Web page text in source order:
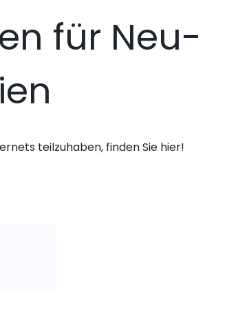
für Neu-
teilzuhaben, finden Sie hier!